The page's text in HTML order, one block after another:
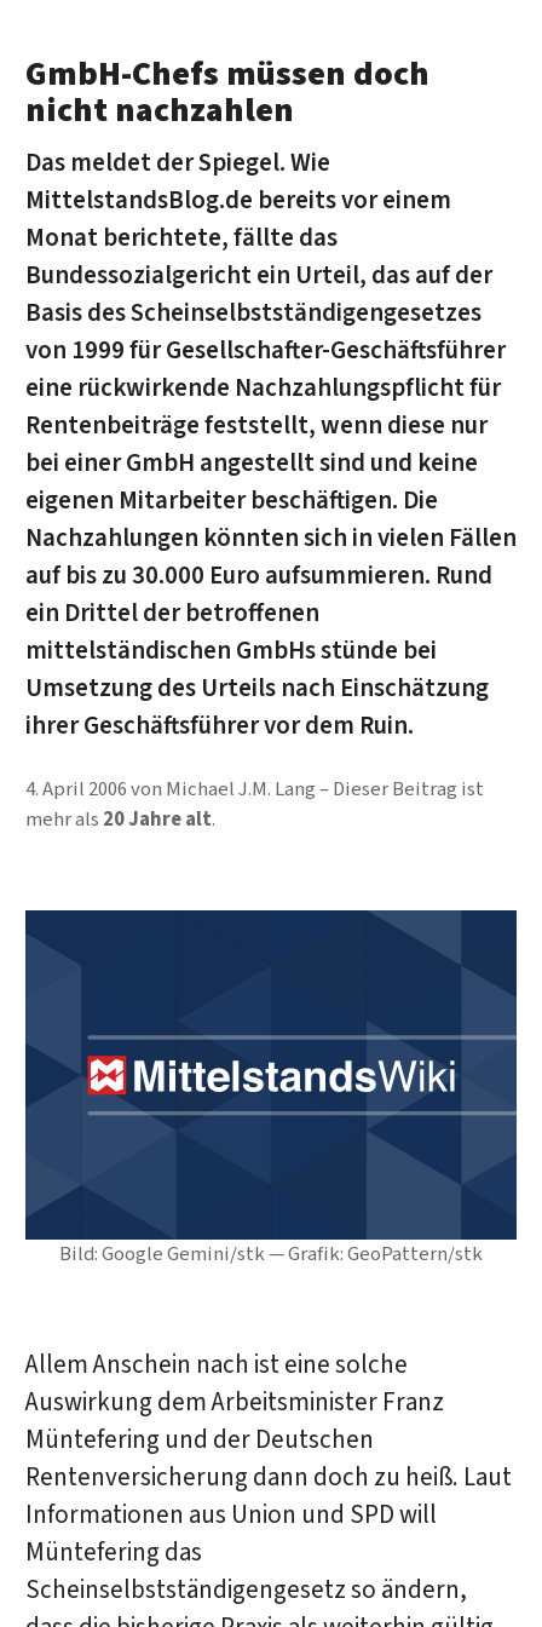
Bild: Google Gemini/stk — Grafik: GeoPattern/stk
GmbH-Chefs müssen doch
nicht nachzahlen
Das meldet der Spiegel. Wie
MittelstandsBlog.de bereits vor einem
Monat berichtete, fällte das
Bundessozialgericht ein Urteil, das auf der
Basis des Scheinselbstständigengesetzes
von 1999 für Gesellschafter-Geschäftsführer
eine rückwirkende Nachzahlungspflicht für
Rentenbeiträge feststellt, wenn diese nur
bei einer GmbH angestellt sind und keine
eigenen Mitarbeiter beschäftigen. Die
Nachzahlungen könnten sich in vielen Fällen
auf bis zu 30.000 Euro aufsummieren. Rund
ein Drittel der betroffenen
mittelständischen GmbHs stünde bei
Umsetzung des Urteils nach Einschätzung
ihrer Geschäftsführer vor dem Ruin.
4. April 2006von Michael J.M. Lang
Dieser Beitrag ist
mehr als 20 Jahre alt.
Allem Anschein nach ist eine solche
Auswirkung dem Arbeitsminister Franz
Müntefering und der Deutschen
Rentenversicherung dann doch zu heiß. Laut
Informationen aus Union und SPD will
Müntefering das
Scheinselbstständigengesetz so ändern,